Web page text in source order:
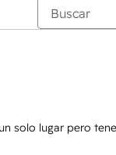
solo lugar pero